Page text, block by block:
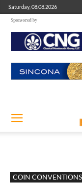
Saturday, 08.08.2026
Sponsored by
COIN CONVENTIONS